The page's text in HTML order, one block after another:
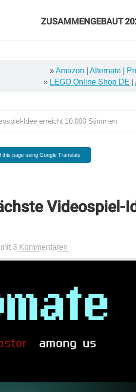
ZUSAMMENGEBAUT
»Amazon Alternate
» LEGO Online Shop DE
Idee erreicht 10.000 Stimmen
this page using Google Translate
Videospiel-
mit 3 Kommentaren